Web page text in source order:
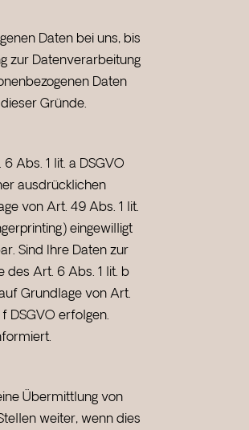
Daten bei uns, bis
zur Datenverarbeitung
Daten
Gründe.
Abs. 1 lit. a DSGVO
ausdrücklichen
von Art. 49 Abs. 1 lit.
eingewilligt
Sind Ihre Daten zur
Art. 6 Abs. 1 lit. b
Grundlage von Art.
DSGVO erfolgen.
Übermittlung von
weiter, wenn dies